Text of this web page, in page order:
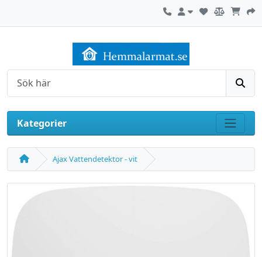
Kontakta oss
Mitt konto
Sök
Kategorier
Visa
Ajax Vattendetektor - vit